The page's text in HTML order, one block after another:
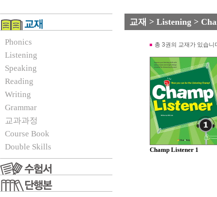
Phonics
Listening
Speaking
Reading
Writing
Grammar
교과과정
Course Book
Double Skills
교재 > Listening >
총 3권의 교재가 있습니
Champ Listener 1